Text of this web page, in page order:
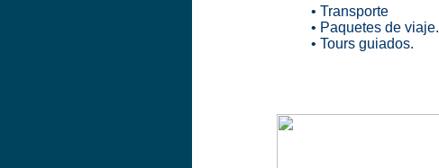
• Transporte
• Paquetes de viaje.
• Tours guiados.